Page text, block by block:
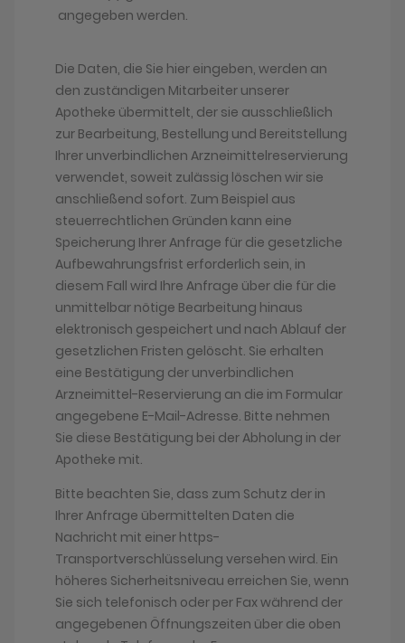
Die Daten, die Sie hier eingeben, werden an
den zuständigen Mitarbeiter unserer
Apotheke übermittelt, der sie ausschließlich
zur Bearbeitung, Bestellung und Bereitstellung
Ihrer unverbindlichen Arzneimittelreservierung
verwendet, soweit zulässig löschen wir sie
anschließend sofort. Zum Beispiel aus
steuerrechtlichen Gründen kann eine
Speicherung Ihrer Anfrage für die gesetzliche
Aufbewahrungsfrist erforderlich sein, in
diesem Fall wird Ihre Anfrage über die für die
unmittelbar nötige Bearbeitung hinaus
elektronisch gespeichert und nach Ablauf der
gesetzlichen Fristen gelöscht. Sie erhalten
eine Bestätigung der unverbindlichen
Arzneimittel-Reservierung an die im Formular
angegebene E-Mail-Adresse. Bitte nehmen
Sie diese Bestätigung bei der Abholung in der
Apotheke mit.
Bitte beachten Sie, dass zum Schutz der in
Ihrer Anfrage übermittelten Daten die
Nachricht mit einer https-
Transportverschlüsselung versehen wird. Ein
höheres Sicherheitsniveau erreichen Sie, wenn
Sie sich telefonisch oder per Fax während der
angegebenen Öffnungszeiten über die oben